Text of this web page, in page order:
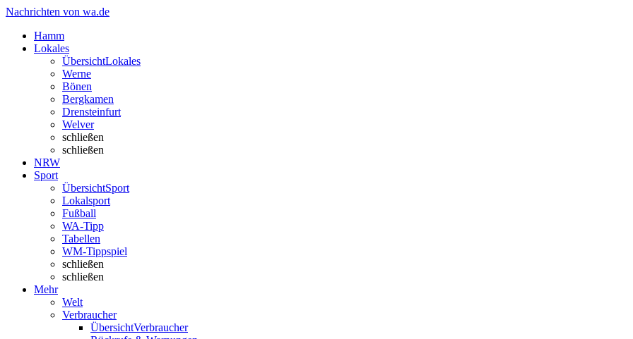
Nachrichten von wa.de
Hamm
Lokales
ÜbersichtLokales
Werne
Bönen
Bergkamen
Drensteinfurt
Welver
schließen
schließen
NRW
Sport
ÜbersichtSport
Lokalsport
Fußball
WA-Tipp
Tabellen
WM-Tippspiel
schließen
schließen
Mehr
Welt
Verbraucher
ÜbersichtVerbraucher